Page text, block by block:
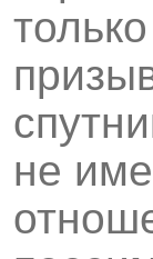
не